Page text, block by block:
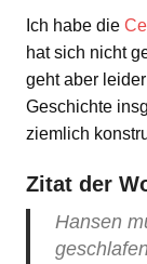
Ich habe die
hat sich nicht
geht aber
Geschichte
ziemlich
Zitat der
Hansen